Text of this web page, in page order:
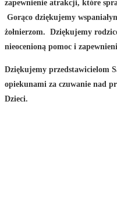
zapewnienie atrakcji, które
Gorąco dziękujemy
żołnierzom. Dziękujemy
nieocenioną pomoc i
Dziękujemy przedstawicielom
opiekunami za czuwanie nad
Dzieci.